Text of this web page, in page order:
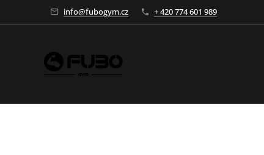
info@fubogym.cz + 420 774 601 989